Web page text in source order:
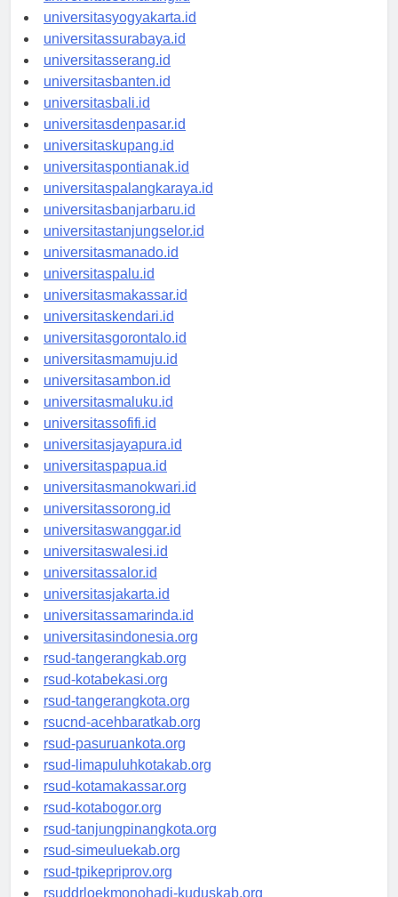
universitassemarang.id
universitasyogyakarta.id
universitassurabaya.id
universitasserang.id
universitasbanten.id
universitasbali.id
universitasdenpasar.id
universitaskupang.id
universitaspontianak.id
universitaspalangkaraya.id
universitasbanjarbaru.id
universitastanjungselor.id
universitasmanado.id
universitaspalu.id
universitasmakassar.id
universitaskendari.id
universitasgorontalo.id
universitasmamuju.id
universitasambon.id
universitasmaluku.id
universitassofifi.id
universitasjayapura.id
universitaspapua.id
universitasmanokwari.id
universitassorong.id
universitaswanggar.id
universitaswalesi.id
universitassalor.id
universitasjakarta.id
universitassamarinda.id
universitasindonesia.org
rsud-tangerangkab.org
rsud-kotabekasi.org
rsud-tangerangkota.org
rsucnd-acehbaratkab.org
rsud-pasuruankota.org
rsud-limapuluhkotakab.org
rsud-kotamakassar.org
rsud-kotabogor.org
rsud-tanjungpinangkota.org
rsud-simeuluekab.org
rsud-tpikepriprov.org